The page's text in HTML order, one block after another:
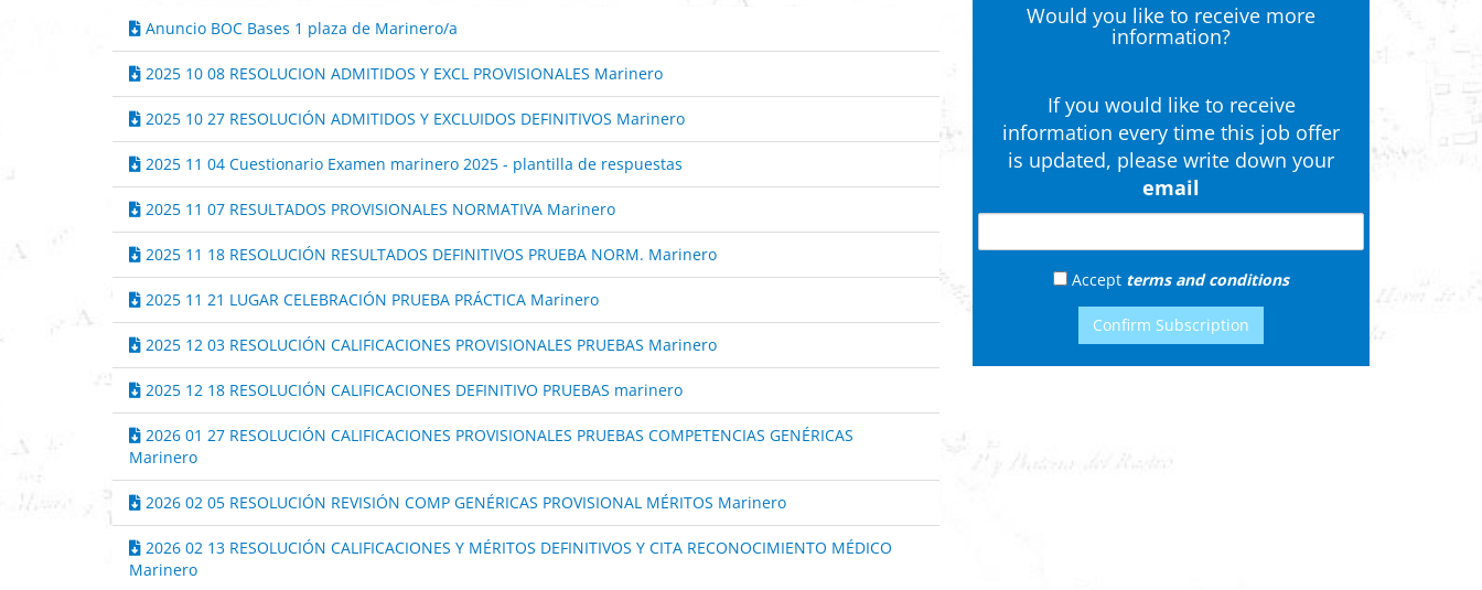
Anuncio BOC Bases 1 plaza de Marinero/a
2025 10 08 RESOLUCION ADMITIDOS Y EXCL PROVISIONALES Marinero
2025 10 27 RESOLUCIÓN ADMITIDOS Y EXCLUIDOS DEFINITIVOS Marinero
2025 11 04 Cuestionario Examen marinero 2025 - plantilla de respuestas
2025 11 07 RESULTADOS PROVISIONALES NORMATIVA Marinero
2025 11 18 RESOLUCIÓN RESULTADOS DEFINITIVOS PRUEBA NORM. Marinero
2025 11 21 LUGAR CELEBRACIÓN PRUEBA PRÁCTICA Marinero
2025 12 03 RESOLUCIÓN CALIFICACIONES PROVISIONALES PRUEBAS Marinero
2025 12 18 RESOLUCIÓN CALIFICACIONES DEFINITIVO PRUEBAS marinero
2026 01 27 RESOLUCIÓN CALIFICACIONES PROVISIONALES PRUEBAS COMPETENCIAS GENÉRICAS
Marinero
2026 02 05 RESOLUCIÓN REVISIÓN COMP GENÉRICAS PROVISIONAL MÉRITOS Marinero
2026 02 13 RESOLUCIÓN CALIFICACIONES Y MÉRITOS DEFINITIVOS Y CITA RECONOCIMIENTO MÉDICO
Marinero
Would you like to receive more
information?
If you would like to receive
information every time this job offer
is updated, please write down your
email
Accept terms and conditions